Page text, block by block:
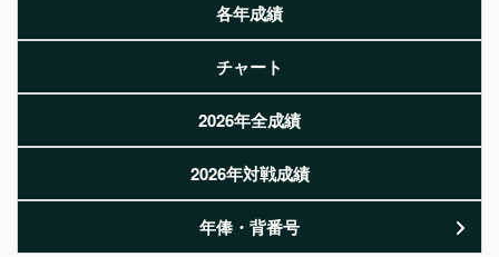
各年成績
チャート
2026年全成績
2026年対戦成績
年俸・背番号